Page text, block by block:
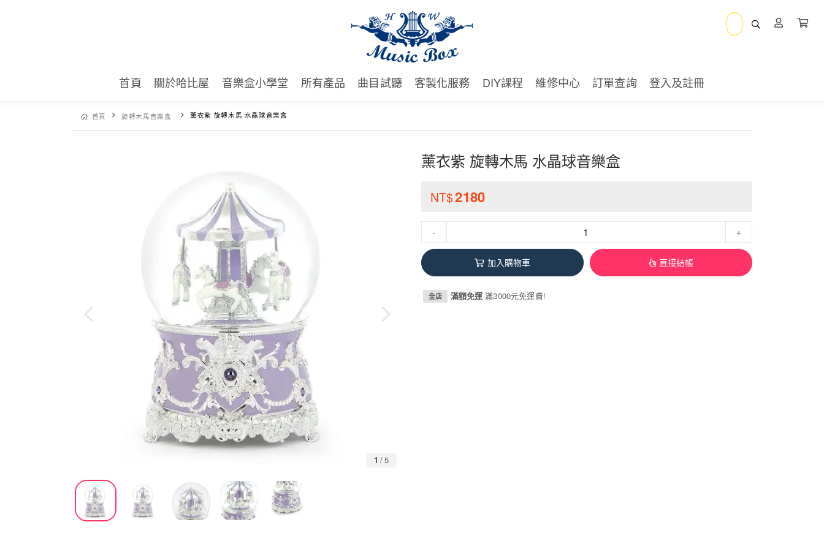
首頁 關於哈比屋 音樂盒小學堂 所有產品 曲目試聽 客製化服務 DIY課程 維修中心 訂單查詢 登入及註冊
首頁 旋轉木馬音樂盒 薰衣紫 旋轉木馬 水晶球音樂盒
1 /5
薰衣紫 旋轉木馬 水晶球音樂盒
NT$2180
- +
加入購物車 直接結帳
全店 滿額免運滿3000元免運費!